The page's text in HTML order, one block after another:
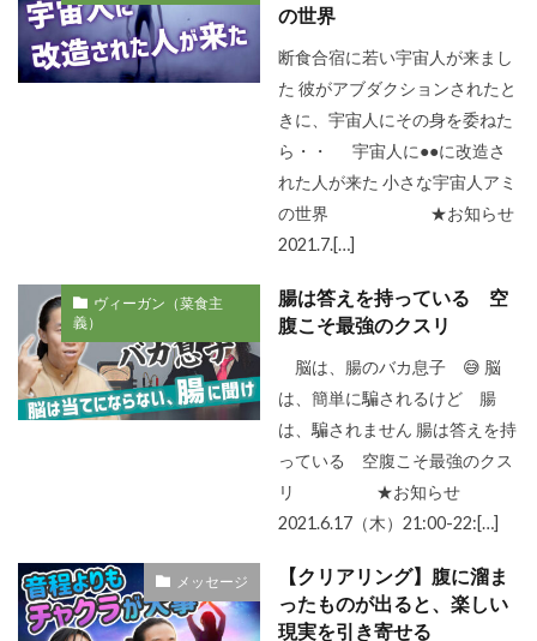
の世界
断食合宿に若い宇宙人が来まし
た 彼がアブダクションされたと
きに、宇宙人にその身を委ねた
ら・・ 宇宙人に●●に改造さ
れた人が来た 小さな宇宙人アミ
の世界 ★お知らせ
2021.7.[…]
ヴィーガン（菜食主
義）
腸は答えを持っている 空
腹こそ最強のクスリ
脳は、腸のバカ息子 😅 脳
は、簡単に騙されるけど 腸
は、騙されません 腸は答えを持
っている 空腹こそ最強のクス
リ ★お知らせ
2021.6.17（木）21:00-22:[…]
メッセージ
【クリアリング】腹に溜ま
ったものが出ると、楽しい
現実を引き寄せる